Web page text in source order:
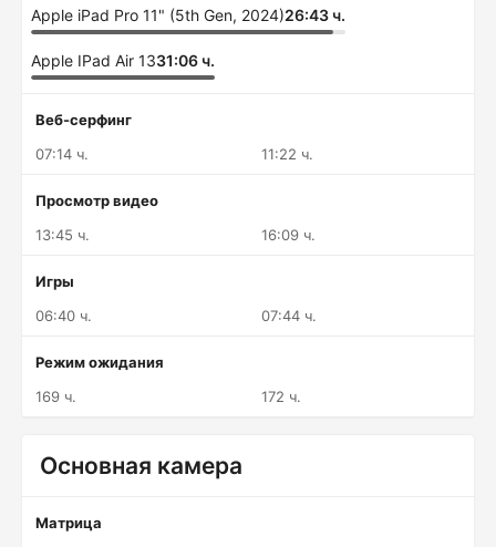
Apple iPad Pro 11" (5th Gen, 2024)26:43 ч.
Apple IPad Air 1331:06 ч.
Веб-серфинг
07:14 ч.
11:22 ч.
Просмотр видео
13:45 ч.
16:09 ч.
Игры
06:40 ч.
07:44 ч.
Режим ожидания
169 ч.
172 ч.
Основная камера
Матрица